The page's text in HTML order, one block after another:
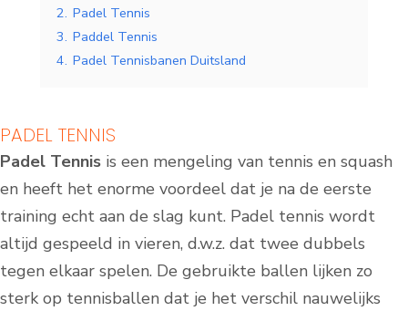
2. Padel Tennis
3. Paddel Tennis
4. Padel Tennisbanen Duitsland
PADEL TENNIS
Padel Tennis is een mengeling van tennis en squash
en heeft het enorme voordeel dat je na de eerste
training echt aan de slag kunt. Padel tennis wordt
altijd gespeeld in vieren, d.w.z. dat twee dubbels
tegen elkaar spelen. De gebruikte ballen lijken zo
sterk op tennisballen dat je het verschil nauwelijks